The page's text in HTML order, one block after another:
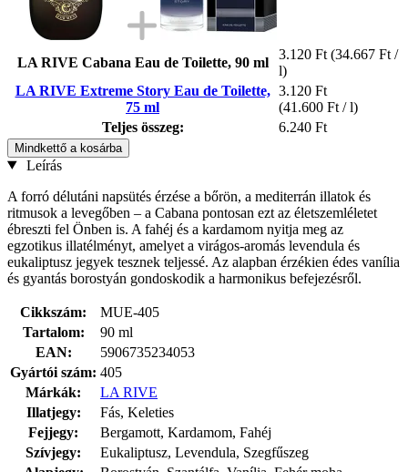
LA RIVE Cabana Eau de Toilette, 90 ml
3.120 Ft (34.667 Ft /
l)
LA RIVE Extreme Story Eau de Toilette,
75 ml
3.120 Ft
(41.600 Ft / l)
Teljes összeg:
6.240 Ft
Mindkettő a kosárba
Leírás
A forró délutáni napsütés érzése a bőrön, a mediterrán illatok és
ritmusok a levegőben – a Cabana pontosan ezt az életszemléletet
ébreszti fel Önben is. A fahéj és a kardamom nyitja meg az
egzotikus illatélményt, amelyet a virágos-aromás levendula és
eukaliptusz jegyek tesznek teljessé. Az alapban érzékien édes vanília
és gyantás borostyán gondoskodik a harmonikus befejezésről.
Cikkszám:
MUE-405
Tartalom:
90 ml
EAN:
5906735234053
Gyártói szám: 405
Márkák:
LA RIVE
Illatjegy:
Fás, Keleties
Fejjegy:
Bergamott, Kardamom, Fahéj
Szívjegy:
Eukaliptusz, Levendula, Szegfűszeg